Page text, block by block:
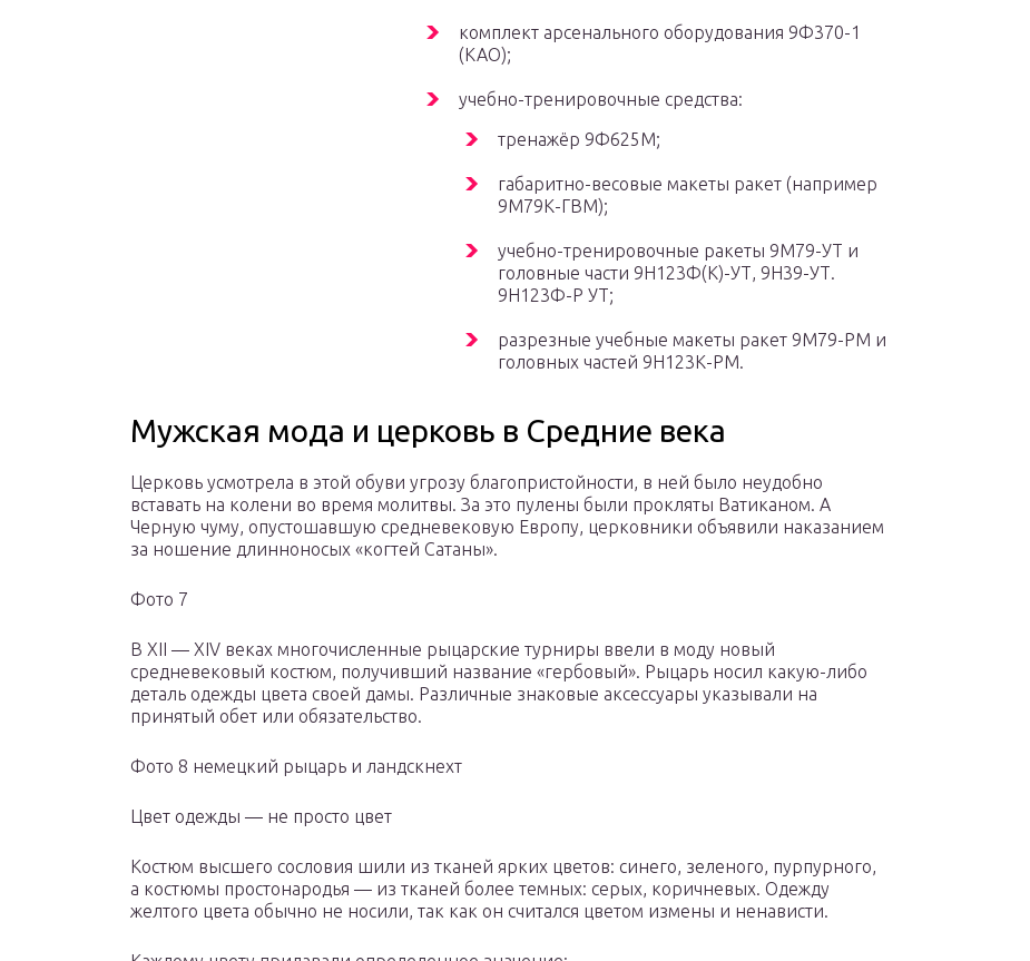
комплект арсенального оборудования 9Ф370-1
(КАО);
учебно-тренировочные средства:
тренажёр 9Ф625М;
габаритно-весовые макеты ракет (например
9М79К-ГВМ);
учебно-тренировочные ракеты 9М79-УТ и
головные части 9Н123Ф(К)-УТ, 9Н39-УТ.
9Н123Ф-Р УТ;
разрезные учебные макеты ракет 9М79-РМ и
головных частей 9Н123К-РМ.
Мужская мода и церковь в Средние века
Церковь усмотрела в этой обуви угрозу благопристойности, в ней было неудобно
вставать на колени во время молитвы. За это пулены были прокляты Ватиканом. А
Черную чуму, опустошавшую средневековую Европу, церковники объявили наказанием
за ношение длинноносых «когтей Сатаны».
Фото 7
В XII — XIV веках многочисленные рыцарские турниры ввели в моду новый
средневековый костюм, получивший название «гербовый». Рыцарь носил какую-либо
деталь одежды цвета своей дамы. Различные знаковые аксессуары указывали на
принятый обет или обязательство.
Фото 8 немецкий рыцарь и ландскнехт
Цвет одежды — не просто цвет
Костюм высшего сословия шили из тканей ярких цветов: синего, зеленого, пурпурного,
а костюмы простонародья — из тканей более темных: серых, коричневых. Одежду
желтого цвета обычно не носили, так как он считался цветом измены и ненависти.